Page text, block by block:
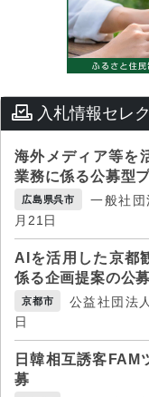
入札情報セレ
海外メディア等を
業務に係る公募型
広島県呉市
一般社
月21日
AIを活用した京都
係る企画提案の公募
京都市
公益社団法
日
日韓相互誘客FAM
募